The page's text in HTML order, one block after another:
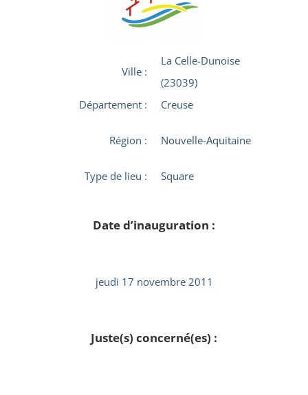
Ville :
La Celle-Dunoise
(23039)
Département :
Creuse
Région : Nouvelle-Aquitaine
Type de lieu : Square
Date d’inauguration :
jeudi 17 novembre 2011
Juste(s) concerné(es) :